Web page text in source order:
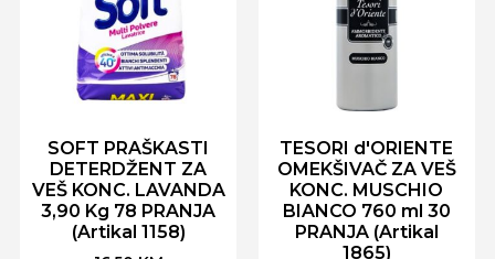
SOFT PRAŠKASTI
DETERDŽENT ZA
VEŠ KONC. LAVANDA
3,90 Kg 78 PRANJA
(Artikal 1158)
TESORI d'ORIENTE
OMEKŠIVAČ ZA VEŠ
KONC. MUSCHIO
BIANCO 760 ml 30
PRANJA (Artikal
1865)